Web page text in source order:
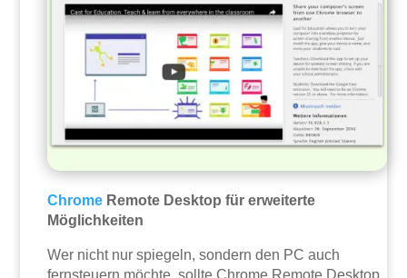
Chrome Remote Desktop für erweiterte
Möglichkeiten
Wer nicht nur spiegeln, sondern den PC auch